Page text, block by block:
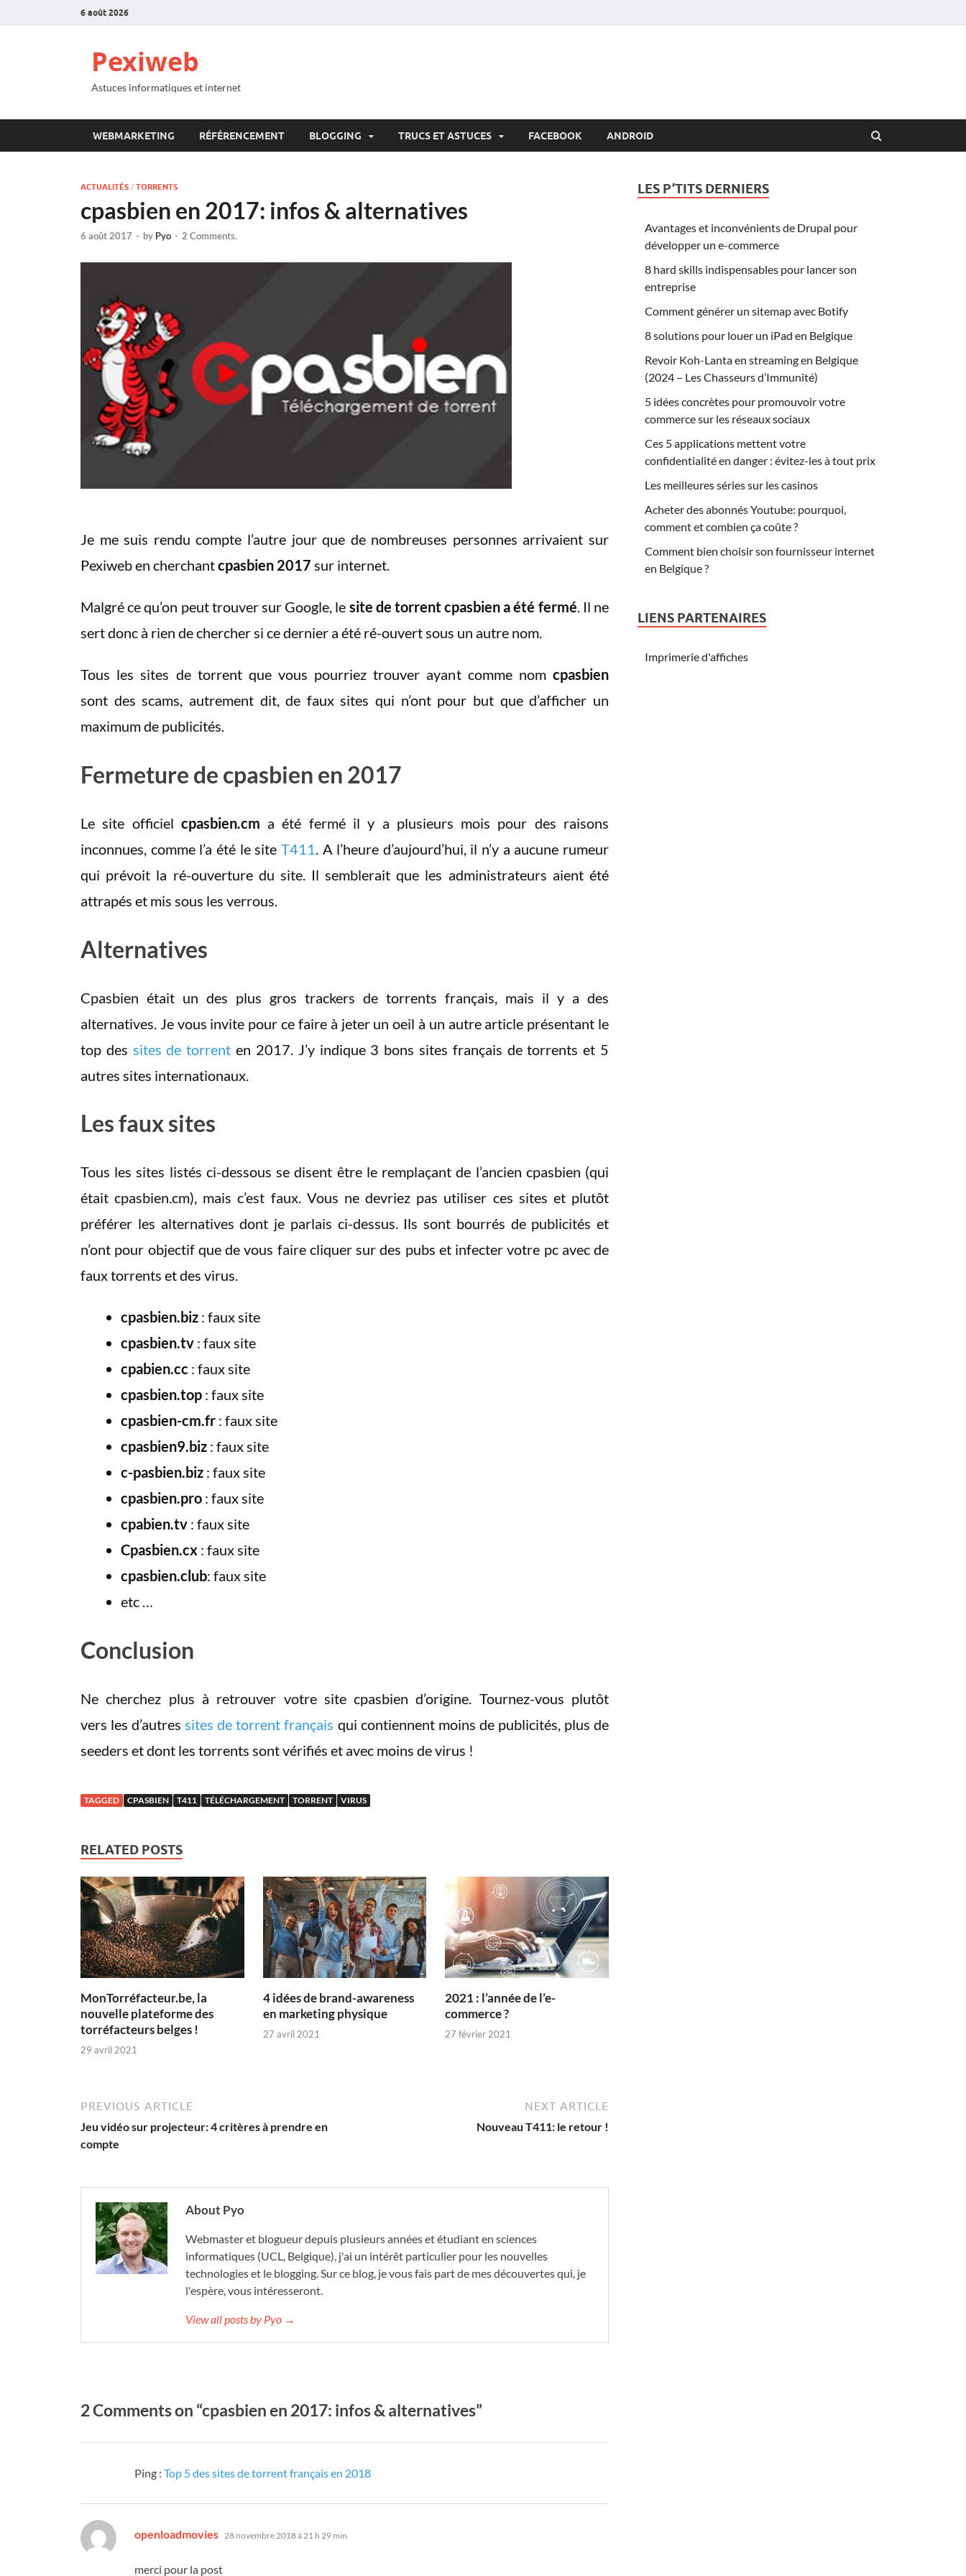
6 août 2026
Pexiweb
Astuces informatiques et internet
WEBMARKETING RÉFÉRENCEMENT BLOGGING TRUCS ET ASTUCES FACEBOOK ANDROID
ACTUALITÉS / TORRENTS
cpasbien en 2017: infos & alternatives
6 août 2017 - by Pyo - 2 Comments.
Je me suis rendu compte l’autre jour que de nombreuses personnes arrivaient sur
Pexiweb en cherchantcpasbien 2017 sur internet.
Malgré ce qu’on peut trouver sur Google, le site de torrent cpasbien a été fermé. Il ne
sert donc à rien de chercher si ce dernier a été ré-ouvert sous un autre nom.
Tous les sites de torrent que vous pourriez trouver ayant comme nom cpasbien
sont des scams, autrement dit, de faux sites qui n’ont pour but que d’afficher un
maximum de publicités.
Fermeture de cpasbien en 2017
Le site officiel cpasbien.cm a été fermé il y a plusieurs mois pour des raisons
inconnues, comme l’a été le site T411. A l’heure d’aujourd’hui, il n’y a aucune rumeur
qui prévoit la ré-ouverture du site. Il semblerait que les administrateurs aient été
attrapés et mis sous les verrous.
Alternatives
Cpasbien était un des plus gros trackers de torrents français, mais il y a des
alternatives. Je vous invite pour ce faire à jeter un oeil à un autre article présentant le
top des sites de torrent en 2017. J’y indique 3 bons sites français de torrents et 5
autres sites internationaux.
Les faux sites
Tous les sites listés ci-dessous se disent être le remplaçant de l’ancien cpasbien (qui
était cpasbien.cm), mais c’est faux. Vous ne devriez pas utiliser ces sites et plutôt
préférer les alternatives dont je parlais ci-dessus. Ils sont bourrés de publicités et
n’ont pour objectif que de vous faire cliquer sur des pubs et infecter votre pc avec de
faux torrents et des virus.
cpasbien.biz : faux site
cpasbien.tv : faux site
cpabien.cc : faux site
cpasbien.top : faux site
cpasbien-cm.fr : faux site
cpasbien9.biz : faux site
c-pasbien.biz : faux site
cpasbien.pro : faux site
cpabien.tv : faux site
Cpasbien.cx : faux site
cpasbien.club: faux site
etc …
Conclusion
Ne cherchez plus à retrouver votre site cpasbien d’origine. Tournez-vous plutôt
vers les d’autres sites de torrent français qui contiennent moins de publicités, plus de
seeders et dont les torrents sont vérifiés et avec moins de virus !
TAGGED CPASBIEN T411 TÉLÉCHARGEMENT TORRENT VIRUS
RELATED POSTS
MonTorréfacteur.be, la
nouvelle plateforme des
torréfacteurs belges !
29 avril 2021
4 idées de brand-awareness
en marketing physique
27 avril 2021
2021 : l’année de l’e-
commerce ?
27 février 2021
PREVIOUS ARTICLE
Jeu vidéo sur projecteur: 4 critères à prendre en
compte
NEXT ARTICLE
Nouveau T411: le retour !
About Pyo
Webmaster et blogueur depuis plusieurs années et étudiant en sciences
informatiques (UCL, Belgique), j'ai un intérêt particulier pour les nouvelles
technologies et le blogging. Sur ce blog, je vous fais part de mes découvertes qui, je
l'espère, vous intéresseront.
View all posts by Pyo →
2 Comments on “cpasbien en 2017: infos & alternatives”
Ping : Top 5 des sites de torrent français en 2018
openloadmovies dit :
28 novembre 2018 à 21 h 29 min
merci pour la post
LES P’TITS DERNIERS
Avantages et inconvénients de Drupal pour
développer un e-commerce
8 hard skills indispensables pour lancer son
entreprise
Comment générer un sitemap avec Botify
8 solutions pour louer un iPad en Belgique
Revoir Koh-Lanta en streaming en Belgique
(2024 – Les Chasseurs d’Immunité)
5 idées concrètes pour promouvoir votre
commerce sur les réseaux sociaux
Ces 5 applications mettent votre
confidentialité en danger : évitez-les à tout prix
Les meilleures séries sur les casinos
Acheter des abonnés Youtube: pourquoi,
comment et combien ça coûte ?
Comment bien choisir son fournisseur internet
en Belgique ?
LIENS PARTENAIRES
Imprimerie d'affiches